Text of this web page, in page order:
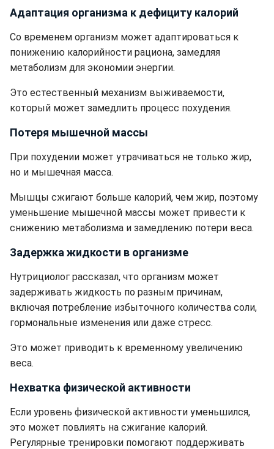
Адаптация организма к дефициту калорий
Со временем организм может адаптироваться к
понижению калорийности рациона, замедляя
метаболизм для экономии энергии.
Это естественный механизм выживаемости,
который может замедлить процесс похудения.
Потеря мышечной массы
При похудении может утрачиваться не только жир,
но и мышечная масса.
Мышцы сжигают больше калорий, чем жир, поэтому
уменьшение мышечной массы может привести к
снижению метаболизма и замедлению потери веса.
Задержка жидкости в организме
Нутрициолог рассказал, что организм может
задерживать жидкость по разным причинам,
включая потребление избыточного количества соли,
гормональные изменения или даже стресс.
Это может приводить к временному увеличению
веса.
Нехватка физической активности
Если уровень физической активности уменьшился,
это может повлиять на сжигание калорий.
Регулярные тренировки помогают поддерживать